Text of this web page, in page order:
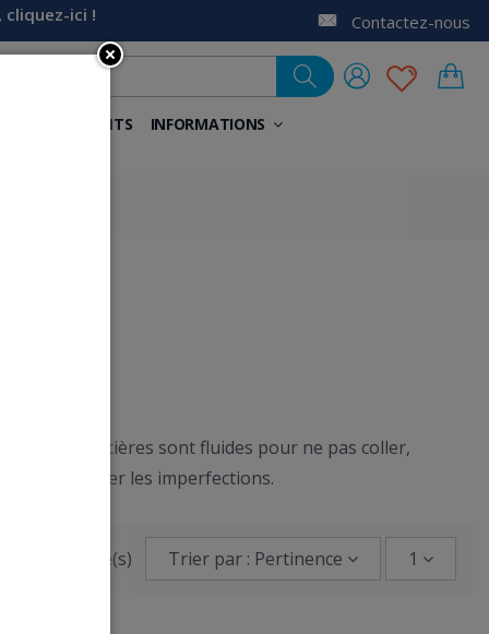
cliquez-ici ! Contactez-nous
AIDANTS INFORMATIONS
Les matières sont fluides pour ne pas coller,
et cacher les imperfections.
1 de 1 article(s) Trier par : Pertinence 1